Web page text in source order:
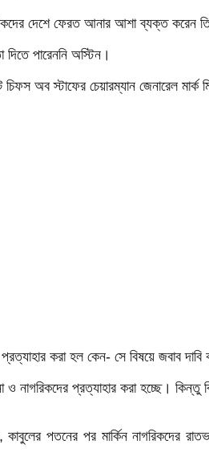
দেশে ফেরত আনার আশা ব্যক্ত করেন
পারেননি অস্টিন।
চিফস অব স্টাফের চেয়ারম্যান জেনারেল
করা হল কেন- সে বিষয়ে জবাব
ও নাগরিকদের প্রত্যাহার করা হচ্ছে।
পতনের পর মার্কিন নাগরিকদের